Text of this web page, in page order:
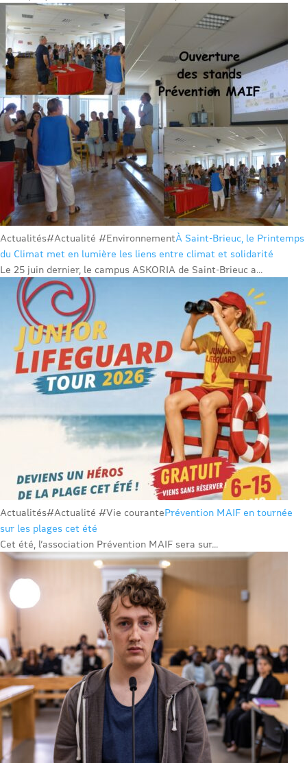
Actualités#Actualité #EnvironnementÀ Saint-Brieuc, le Printemps
du Climat met en lumière les liens entre climat et solidarité
Le 25 juin dernier, le campus ASKORIA de Saint-Brieuc a...
Actualités#Actualité #Vie courantePrévention MAIF en tournée
sur les plages cet été
Cet été, l’association Prévention MAIF sera sur...